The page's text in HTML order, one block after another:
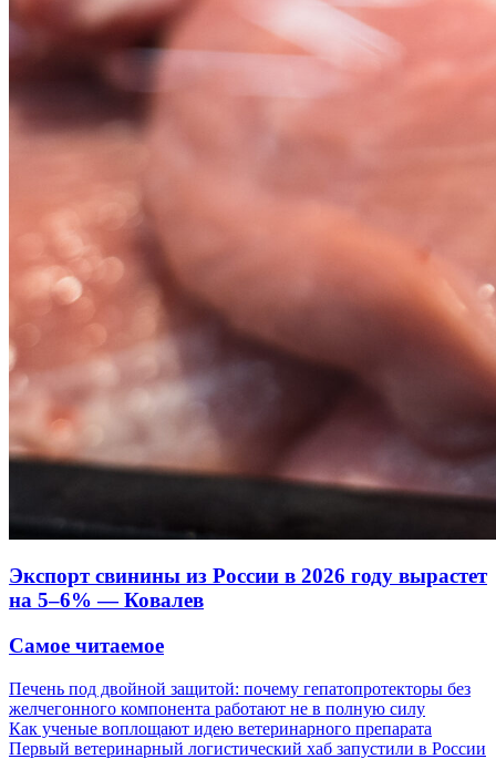
Экспорт свинины из России в 2026 году вырастет
на 5–6% — Ковалев
Самое читаемое
Печень под двойной защитой: почему гепатопротекторы без
желчегонного компонента работают не в полную силу
Как ученые воплощают идею ветеринарного препарата
Первый ветеринарный логистический хаб запустили в России